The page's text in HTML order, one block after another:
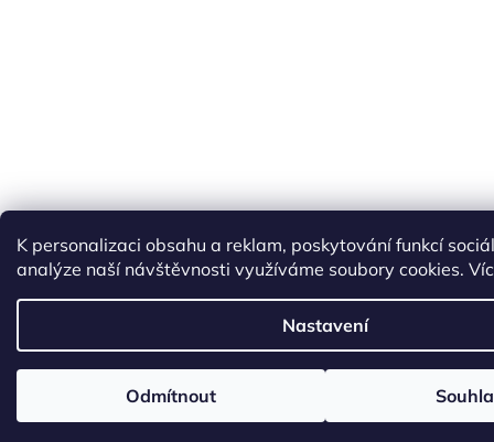
K personalizaci obsahu a reklam, poskytování funkcí
analýze naší návštěvnosti využíváme soubory cookies.
Nastavení
Odmítnout